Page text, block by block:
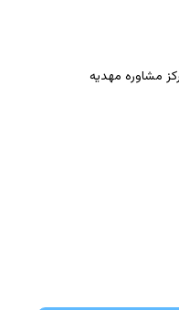
مشاوره مهدیه